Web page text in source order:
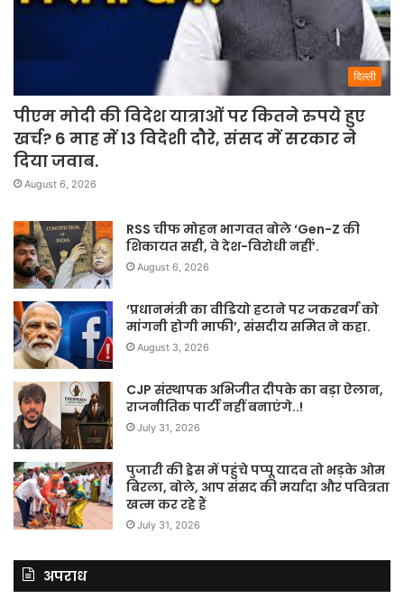
दिल्ली
पीएम मोदी की विदेश यात्राओं पर कितने रुपये हुए
खर्च? 6 माह में 13 विदेशी दौरे, संसद में सरकार ने
दिया जवाब.
August 6, 2026
RSS चीफ मोहन भागवत बोले ‘Gen-Z की
शिकायत सही, वे देश-विरोधी नहीं’.
August 6, 2026
‘प्रधानमंत्री का वीडियो हटाने पर जकरबर्ग को
मांगनी होगी माफी’, संसदीय समित ने कहा.
August 3, 2026
CJP संस्थापक अभिजीत दीपके का बड़ा ऐलान,
राजनीतिक पार्टी नहीं बनाएंगे..!
July 31, 2026
पुजारी की ड्रेस में पहुंचे पप्पू यादव तो भड़के ओम
बिरला, बोले, आप संसद की मर्यादा और पवित्रता
खत्म कर रहे हैं
July 31, 2026
अपराध